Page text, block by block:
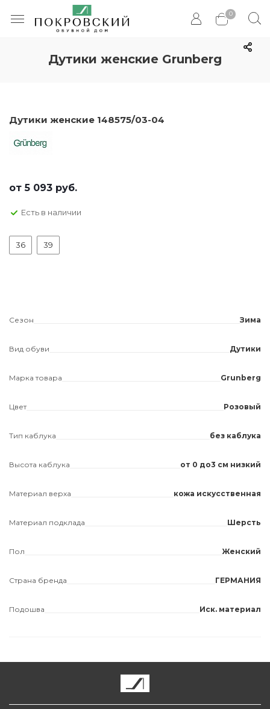
0
Дутики женские Grunberg
Дутики женские 148575/03-04
от5 093 руб.
Есть в наличии
36 39
Сезон Зима
Вид обуви Дутики
Марка товара Grunberg
Цвет Розовый
Тип каблука без каблука
Высота каблука от 0 до3 см низкий
Материал верха кожа искусственная
Материал подклада Шерсть
Пол Женский
Страна бренда ГЕРМАНИЯ
Подошва Иск. материал